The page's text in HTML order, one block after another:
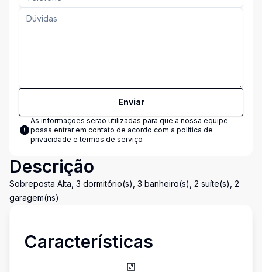
Enviar
As informações serão utilizadas para que a nossa equipe
possa entrar em contato de acordo com a política de
privacidade e termos de serviço
Descrição
Sobreposta Alta, 3 dormitório(s), 3 banheiro(s), 2 suíte(s), 2
garagem(ns)
Características